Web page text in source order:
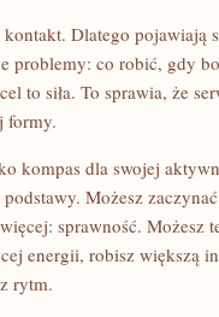
Dlatego pojawiają
problemy: co robić, gdy
to siła. To sprawia, że
formy.
kompas dla swojej
Możesz
sprawność. Możesz
energii, robisz większą
rytm.